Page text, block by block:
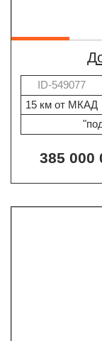
ID-549077
15 км от МКАД
385 000